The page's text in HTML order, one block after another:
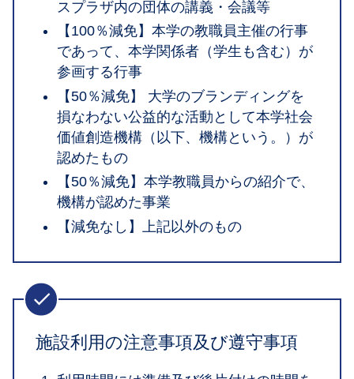
スプラザ内の団体の講義・会議等
【100％減免】本学の教職員主催の行事
であって、本学関係者（学生も含む）が
参画する行事
【50％減免】 大学のブランディングを
損なわない公益的な活動として本学社会
価値創造機構（以下、機構という。）が
認めたもの
【50％減免】本学教職員からの紹介で、
機構が認めた事業
【減免なし】上記以外のもの
施設利用の注意事項及び遵守事項